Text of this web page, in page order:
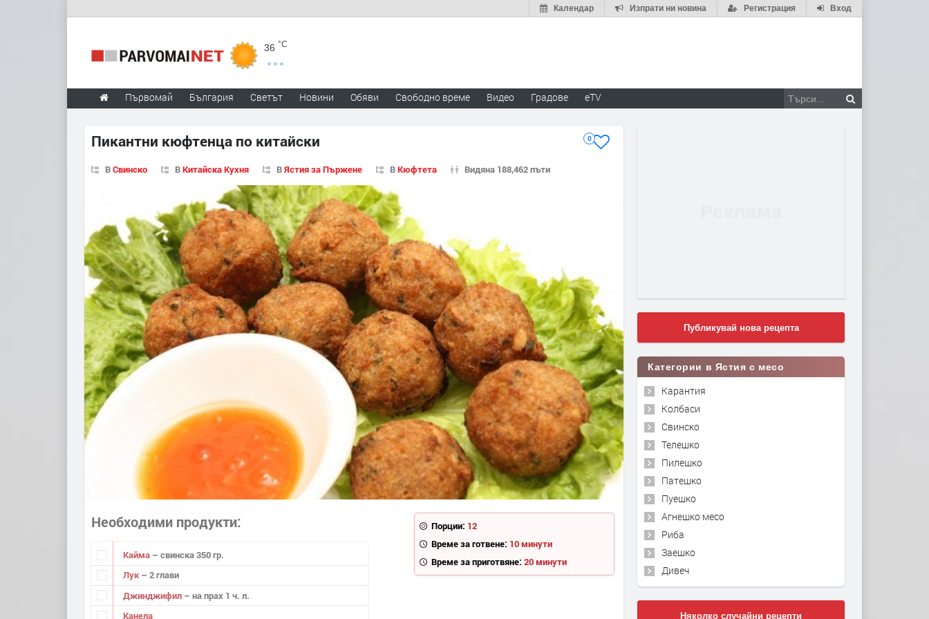
Вход
Регистрация
Изпрати ни новина
Календар
36 °C
Първомай България Светът Новини Обяви Свободно време Видео Градове eTV
Пикантни кюфтенца по китайски 0
ВСвинско ВКитайска Кухня ВЯстия за Пържене ВКюфтета Видяна 188,462 пъти
Порции: 12
Време за готвене: 10 минути
Време за приготвяне: 20 минути
Необходими продукти
Кайма – свинска 350 гр.
Лук – 2 глави
Джинджифил – на прах 1 ч. л.
Канела
Публикувай нова рецепта
Категории в Ястия с месо
Карантия
Колбаси
Свинско
Телешко
Пилешко
Патешко
Пуешко
Агнешко месо
Риба
Заешко
Дивеч
Няколко случайни рецепти